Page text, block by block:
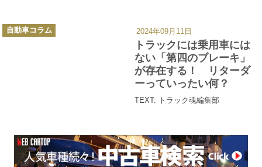
トラックには乗用車には
ない「第四のブレーキ」
が存在する！ リターダ
ーっていったい何？
TEXT: トラック魂編集部
カ
テ
自動車コラム 2024年09月11日